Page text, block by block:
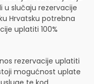
u slučaju rezervacije
Hrvatsku potrebna
uplatiti 100%
rezervacije uplatiti
mogućnost uplate